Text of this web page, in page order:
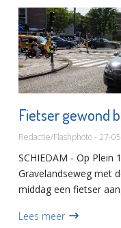
Fietser gewond
Redactie/Flashphoto - 27-
SCHIEDAM - Op Plein
Gravelandseweg met
middag een fietser
gewond. Omstanders,...
Lees meer